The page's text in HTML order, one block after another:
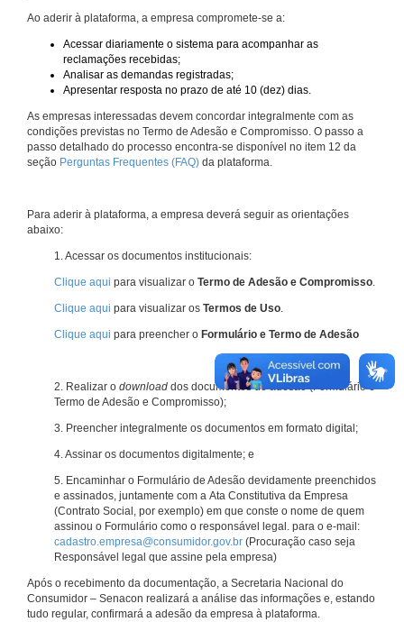
Ao aderir à plataforma, a empresa compromete-se a:
Acessar diariamente o sistema para acompanhar as
reclamações recebidas;
Analisar as demandas registradas;
Apresentar resposta no prazo de até 10 (dez) dias.
As empresas interessadas devem concordar integralmente com as
condições previstas no Termo de Adesão e Compromisso. O passo a
passo detalhado do processo encontra-se disponível no item 12 da
seção Perguntas Frequentes (FAQ) da plataforma.
Para aderir à plataforma, a empresa deverá seguir as orientações
abaixo:
1. Acessar os documentos institucionais:
Clique aqui para visualizar o Termo de Adesão e Compromisso.
Clique aqui para visualizar os Termos de Uso.
Clique aqui para preencher o Formulário e Termo de Adesão
2. Realizar o download dos documentos de adesão (Formulário e
Termo de Adesão e Compromisso);
3. Preencher integralmente os documentos em formato digital;
4. Assinar os documentos digitalmente; e
5. Encaminhar o Formulário de Adesão devidamente preenchidos
e assinados, juntamente com a Ata Constitutiva da Empresa
(Contrato Social, por exemplo) em que conste o nome de quem
assinou o Formulário como o responsável legal. para o e-mail:
cadastro.empresa@consumidor.gov.br (Procuração caso seja
Responsável legal que assine pela empresa)
Após o recebimento da documentação, a Secretaria Nacional do
Consumidor – Senacon realizará a análise das informações e, estando
tudo regular, confirmará a adesão da empresa à plataforma.